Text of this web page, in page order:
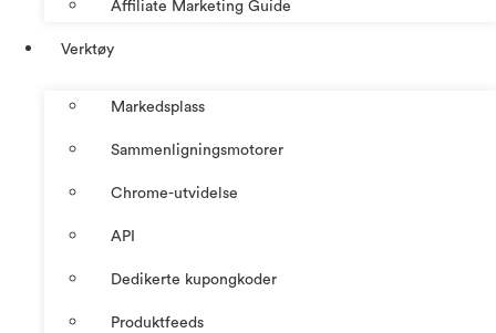
Affiliate Marketing Guide
Verktøy
Markedsplass
Sammenligningsmotorer
Chrome-utvidelse
API
Dedikerte kupongkoder
Produktfeeds